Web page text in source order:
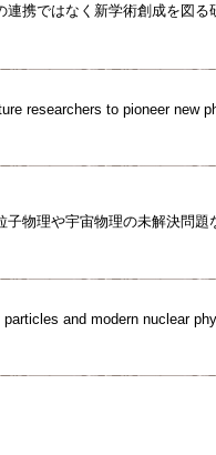
携ではなく新学術創成を図
researchers to pioneer new
物理や宇宙物理の未解決問題
and modern nuclear